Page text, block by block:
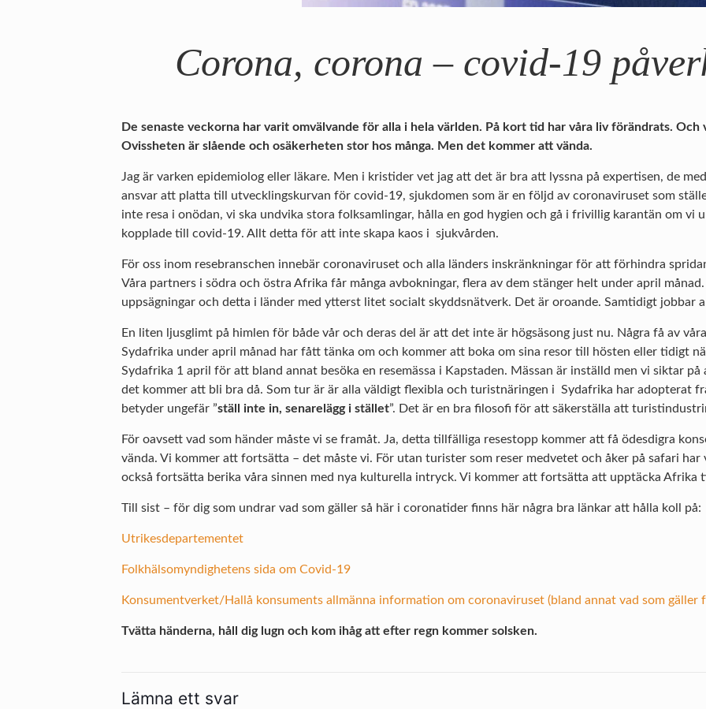
Corona, corona – covid-19
De senaste veckorna har varit omvälvande för alla i hela världen. På kort tid har våra liv förändrats.
Ovissheten är slående och osäkerheten stor hos många. Men det kommer att vända.
Jag är varken epidemiolog eller läkare. Men i kristider vet jag att det är bra att lyssna på expertisen, de
ansvar att platta till utvecklingskurvan för covid-19, sjukdomen som är en följd av coronaviruset som
inte resa i onödan, vi ska undvika stora folksamlingar, hålla en god hygien och gå i frivillig karantän om vi
kopplade till covid-19. Allt detta för att inte skapa kaos i sjukvården.
För oss inom resebranschen innebär coronaviruset och alla länders inskränkningar för att förhindra
Våra partners i södra och östra Afrika får många avbokningar, flera av dem stänger helt under april
uppsägningar och detta i länder med ytterst litet socialt skyddsnätverk. Det är oroande. Samtidigt jobbar
En liten ljusglimt på himlen för både vår och deras del är att det inte är högsäsong just nu. Några få av
Sydafrika under april månad har fått tänka om och kommer att boka om sina resor till hösten eller tidigt
Sydafrika 1 april för att bland annat besöka en resemässa i Kapstaden. Mässan är inställd men vi siktar
det kommer att bli bra då. Som tur är är alla väldigt flexibla och turistnäringen i Sydafrika har adopterat
betyder ungefär ”ställ inte in, senarelägg i stället”. Det är en bra filosofi för att säkerställa att
För oavsett vad som händer måste vi se framåt. Ja, detta tillfälliga resestopp kommer att få ödesdigra
vända. Vi kommer att fortsätta – det måste vi. För utan turister som reser medvetet och åker på safari
också fortsätta berika våra sinnen med nya kulturella intryck. Vi kommer att fortsätta att upptäcka Afrika
Till sist – för dig som undrar vad som gäller så här i coronatider finns här några bra länkar att hålla koll på:
Utrikesdepartementet
Folkhälsomyndighetens sida om Covid-19
Konsumentverket/Hallå konsuments allmänna information om coronaviruset (bland annat vad som gäller
Tvätta händerna, håll dig lugn och kom ihåg att efter regn kommer solsken.
Lämna ett svar